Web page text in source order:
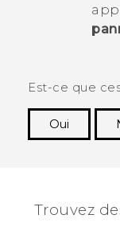
Est-ce que
Oui
Trouvez